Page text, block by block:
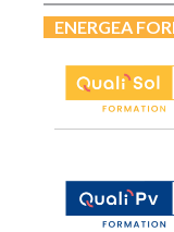
ENERGEA